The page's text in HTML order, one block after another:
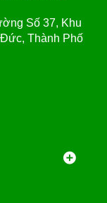
Số 37, Khu
Thành Phố